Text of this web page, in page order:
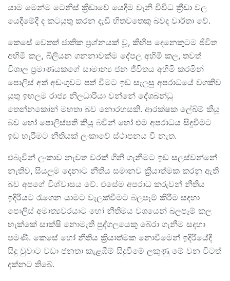
යාම මෙන්ම ටෙනිස් ක්‍රීඩාවේ යෙදීම වැනි විවිධ ක්‍රීඩා වල
යෙදීමේදී ද කටයුතු කරන දැඩි හිතවතෙකු බවද වාර්තා වේ.
කෙසේ වෙතත් ජාතික ප්‍රශ්නයක් වූ, කිහිප දෙනෙකුටම ජීවිත
අහිමි කල, බිලියන ගනනාවක්ම දේපල අහිමි කල, තවත්
විශාල ප්‍රමාණයකගේ සාමාන්‍ය ජන ජීවිතය අහිමි කරමින්
පොලිස් අත් අඩංගුවට පත් වීමට ඉඩ සැලසු අපරාධයේ වගකිව
යුතු ඉහලම රාජ්‍ය නිලධාරියා වන්නේ දේශබන්ධු
තෙන්නකෝන් මහතා බව නොරහසකි. ආරක්ෂක ලේඛ්ම් කියූ
බව හෝ පොලිස්පති කියූ බවින් හෝ එම අපරාධය සිදුවීමට
ඉඩ හැරීමට නීතියක් ලංකාවේ ස්ථාපනය වී නැත.
එබැවින් ලංකාව නැවත වරක් ගිනි ගැනීමට ඉඩ සලස්වන්නේ
නැතිව, සියලුම දෙනාට නීතිය සමානව ක්‍රියාත්මක කරනු ඇති
බව අපගේ විශ්වාසය වේ. එසේම අපරාධ කරුවන් නීතිය
ඉදිරියට රැගෙන යාමට වැලක්වීමට බලපෑම් කිරීම සදහා
පොලිස් අමාත්‍යවරයාට හෝ නීතිමය වශයෙන් බලපෑම් කල
හැක්කේ සාක්ෂි නොමැති පුද්ගලයෙකු බේරා ගැනීම සදහා
පමණි. කෙසේ හෝ නීතිය ක්‍රියාත්මක නොවීමෙන් ඉදිරියේදී
සිදු වුවාට වඩා ජනතා කැළඹීම් සිදුවීමේ ලකුණු මේ වන විටත්
දක්නට තිබේ.